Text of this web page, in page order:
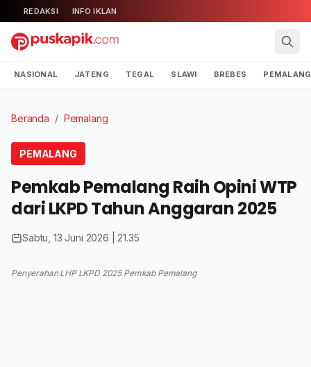
REDAKSI INFO IKLAN
NASIONAL JATENG TEGAL SLAWI BREBES PEMALANG
Beranda / Pemalang
PEMALANG
Pemkab Pemalang Raih Opini WTP
dari LKPD Tahun Anggaran 2025
Sabtu, 13 Juni 2026 | 21.35
Penyerahan LHP LKPD 2025 Pemkab Pemalang